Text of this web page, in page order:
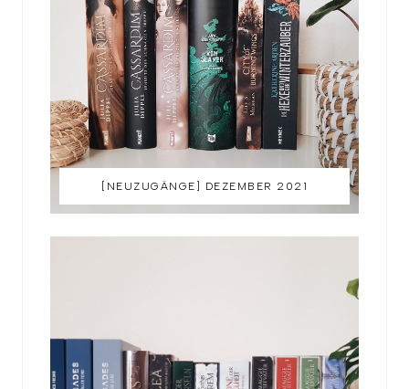
[NEUZUGÄNGE] DEZEMBER 2021